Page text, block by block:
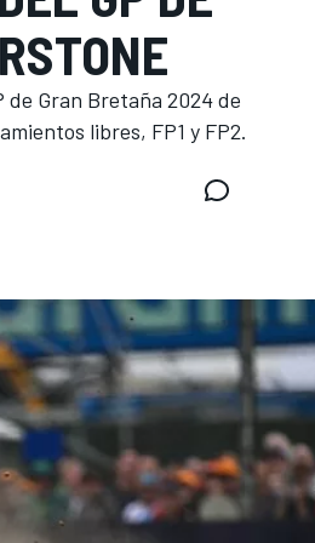
de Gran Bretaña 2024 de
libres, FP1 y FP2.